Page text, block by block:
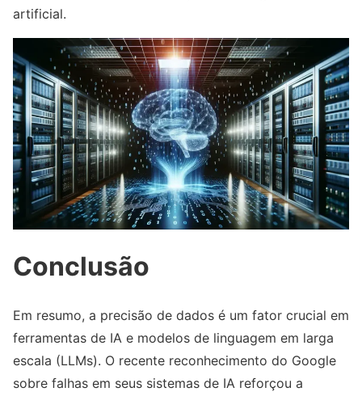
artificial.
Conclusão
Em resumo, a precisão de dados é um fator crucial em
ferramentas de IA e modelos de linguagem em larga
escala (LLMs). O recente reconhecimento do Google
sobre falhas em seus sistemas de IA reforçou a